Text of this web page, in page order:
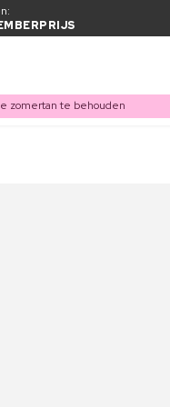
zomertan te behouden